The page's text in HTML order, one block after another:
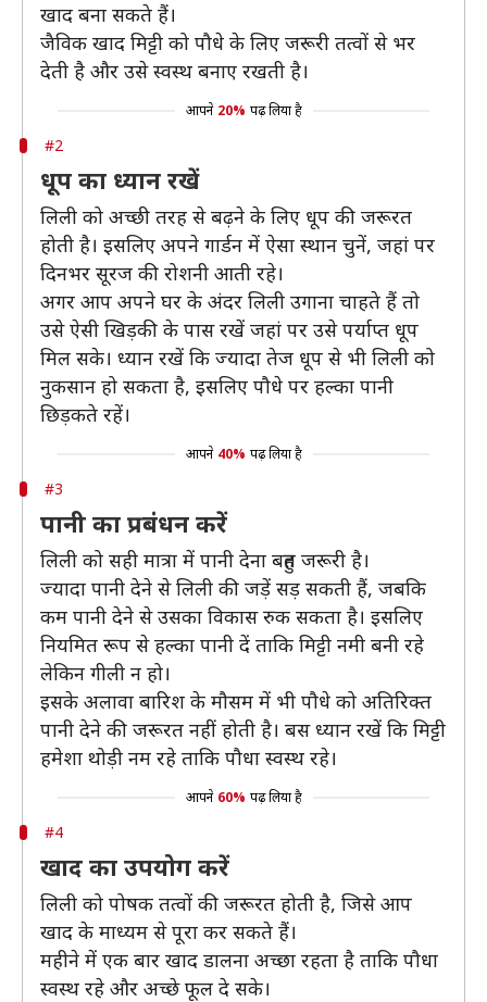
खाद बना सकते हैं।
जैविक खाद मिट्टी को पौधे के लिए जरूरी तत्वों से भर
देती है और उसे स्वस्थ बनाए रखती है।
आपने 20% पढ़ लिया है
#2
धूप का ध्यान रखें
लिली को अच्छी तरह से बढ़ने के लिए धूप की जरूरत
होती है। इसलिए अपने गार्डन में ऐसा स्थान चुनें, जहां पर
दिनभर सूरज की रोशनी आती रहे।
अगर आप अपने घर के अंदर लिली उगाना चाहते हैं तो
उसे ऐसी खिड़की के पास रखें जहां पर उसे पर्याप्त धूप
मिल सके। ध्यान रखें कि ज्यादा तेज धूप से भी लिली को
नुकसान हो सकता है, इसलिए पौधे पर हल्का पानी
छिड़कते रहें।
आपने 40% पढ़ लिया है
#3
पानी का प्रबंधन करें
लिली को सही मात्रा में पानी देना बहुत जरूरी है।
ज्यादा पानी देने से लिली की जड़ें सड़ सकती हैं, जबकि
कम पानी देने से उसका विकास रुक सकता है। इसलिए
नियमित रूप से हल्का पानी दें ताकि मिट्टी नमी बनी रहे
लेकिन गीली न हो।
इसके अलावा बारिश के मौसम में भी पौधे को अतिरिक्त
पानी देने की जरूरत नहीं होती है। बस ध्यान रखें कि मिट्टी
हमेशा थोड़ी नम रहे ताकि पौधा स्वस्थ रहे।
आपने 60% पढ़ लिया है
#4
खाद का उपयोग करें
लिली को पोषक तत्वों की जरूरत होती है, जिसे आप
खाद के माध्यम से पूरा कर सकते हैं।
महीने में एक बार खाद डालना अच्छा रहता है ताकि पौधा
स्वस्थ रहे और अच्छे फूल दे सके।